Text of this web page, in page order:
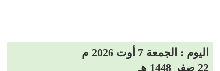
اليوم : الجمعة 7 أوت 2026 م
22 صفر 1448 هـ